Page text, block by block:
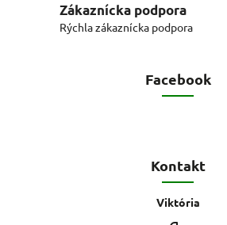
Zákaznícka podpora
Rýchla zákaznícka podpora
Facebook
Kontakt
Viktória